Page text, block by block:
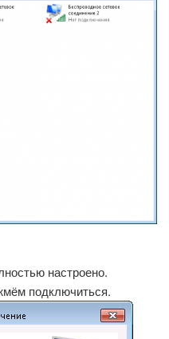
настроено.
подключиться.